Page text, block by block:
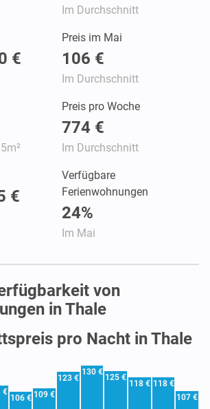
Im Durchschnitt
€
Preis im Mai
106 €
Im Durchschnitt
Preis pro Woche
774 €
Im Durchschnitt
€
Verfügbare
Ferienwohnungen
24%
Im Mai
von
in Thale
pro Nacht in Thale
€
106 € 109 €
123 €
130 €
125 €
118 € 118 €
107 €